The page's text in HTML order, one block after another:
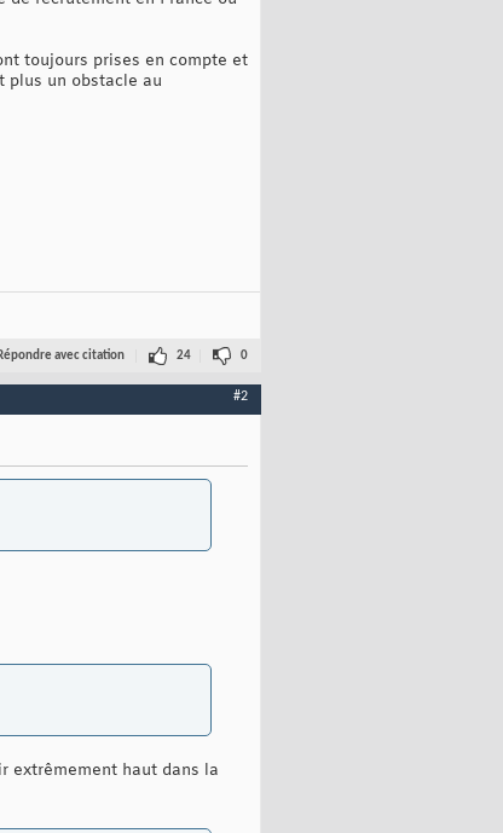
toujours prises en compte et
plus un obstacle au
avec citation 24 0
#2
extrêmement haut dans la